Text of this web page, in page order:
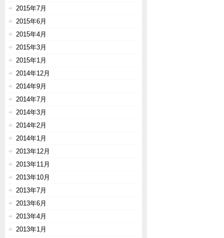
2015年7月
2015年6月
2015年4月
2015年3月
2015年1月
2014年12月
2014年9月
2014年7月
2014年3月
2014年2月
2014年1月
2013年12月
2013年11月
2013年10月
2013年7月
2013年6月
2013年4月
2013年1月